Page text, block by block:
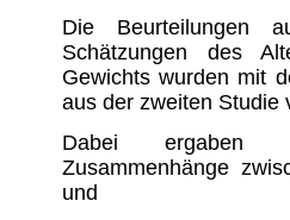
Die Beurteilungen
Schätzungen des
Gewichts wurden mit
aus der zweiten Studie
Dabei ergaben
Zusammenhänge
und